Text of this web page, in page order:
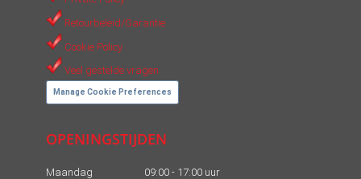
Retourbeleid/Garantie
Cookie Policy
Veel gestelde vragen
Manage Cookie Preferences
OPENINGSTIJDEN
Maandag
09:00 - 17:00 uur